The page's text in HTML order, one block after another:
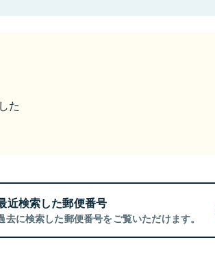
た
近検索した郵便番号
去に検索した郵便番号をご覧いただけます。